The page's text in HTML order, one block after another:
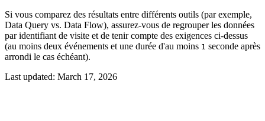
Si vous comparez des résultats entre différents outils (par exemple,
Data Query vs. Data Flow), assurez-vous de regrouper les données
par identifiant de visite et de tenir compte des exigences ci-dessus
(au moins deux événements et une durée d'au moins 1 seconde après
arrondi le cas échéant).
Last updated: March 17, 2026